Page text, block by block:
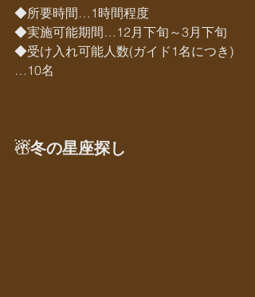
◆所要時間…1時間程度
◆実施可能期間…12月下旬～3月下旬
◆受け入れ可能人数(ガイド1名につき)
…10名
☃冬の星座探し